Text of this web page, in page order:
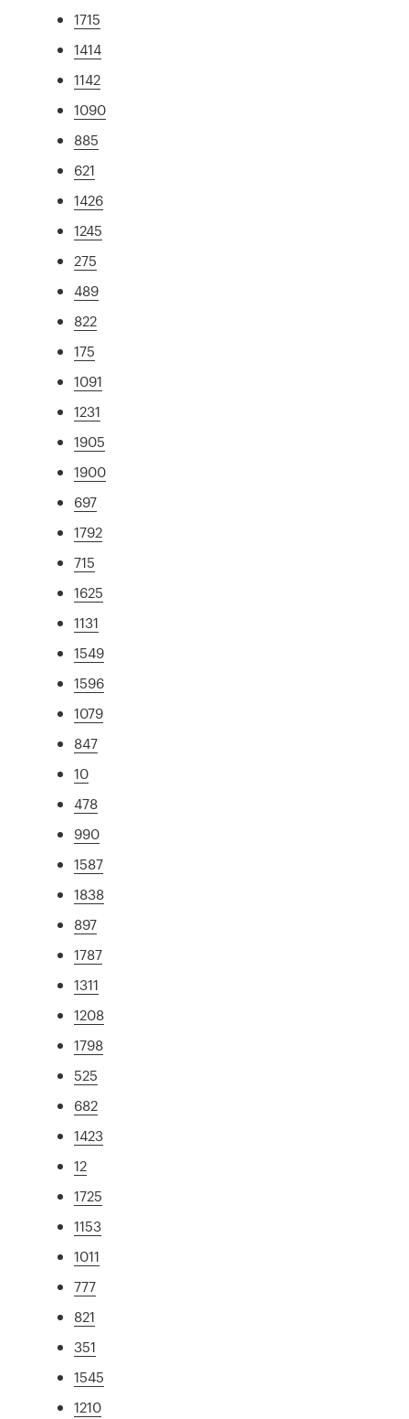
1715
1414
1142
1090
885
621
1426
1245
275
489
822
175
1091
1231
1905
1900
697
1792
715
1625
1131
1549
1596
1079
847
10
478
990
1587
1838
897
1787
1311
1208
1798
525
682
1423
12
1725
1153
1011
777
821
351
1545
1210